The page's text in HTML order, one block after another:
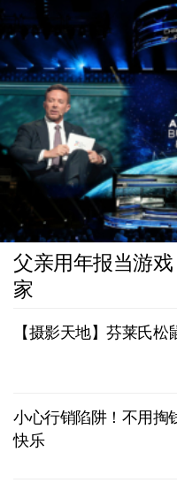
父亲用年报当游
家
【摄影天地】芬莱氏松
小心行销陷阱！不用掏
快乐